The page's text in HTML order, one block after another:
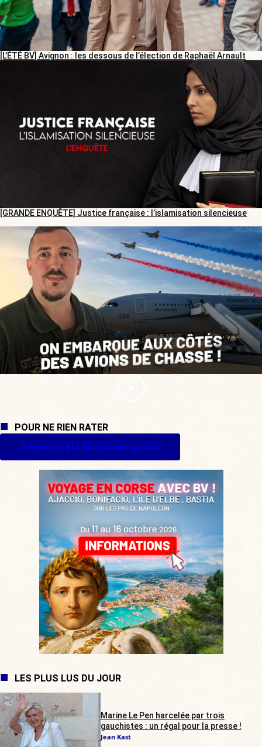
[L’ÉTÉ BV] Avignon : les dessous de l’élection de Raphaël Arnault
[GRANDE ENQUÊTE] Justice française : l’islamisation silencieuse
POUR NE RIEN RATER
Je m'inscris à La Quotidienne (gratuit)
LES PLUS LUS DU JOUR
Marine Le Pen harcelée par trois
gauchistes : un régal pour la presse !
Jean Kast